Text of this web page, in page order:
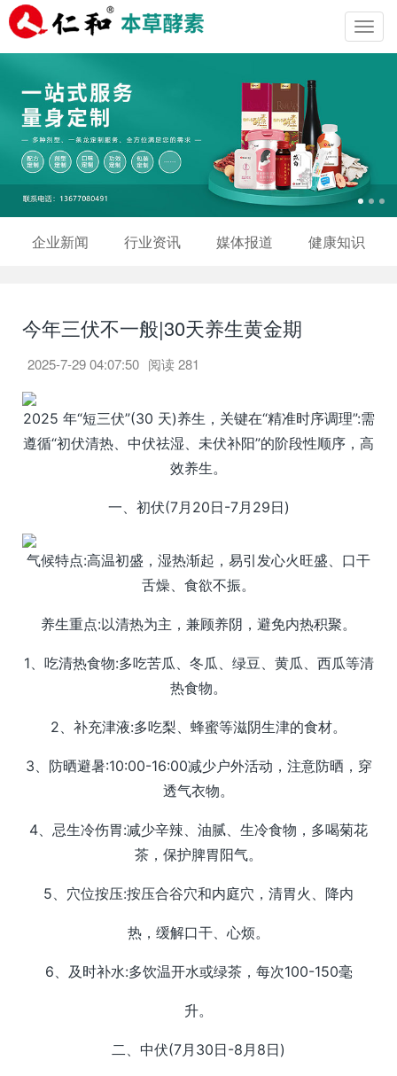
企业新闻 行业资讯 媒体报道 健康知识
今年三伏不一般|30天养生黄金期
2025-7-29 04:07:50 阅读281
2025 年“短三伏”(30 天)养生，关键在“精准时序调理”:需
遵循“初伏清热、中伏祛湿、未伏补阳”的阶段性顺序，高
效养生。
一、初伏(7月20日-7月29日)
气候特点:高温初盛，湿热渐起，易引发心火旺盛、口干
舌燥、食欲不振。
养生重点:以清热为主，兼顾养阴，避免内热积聚。
1、吃清热食物:多吃苦瓜、冬瓜、绿豆、黄瓜、西瓜等清
热食物。
2、补充津液:多吃梨、蜂蜜等滋阴生津的食材。
3、防晒避暑:10:00-16:00减少户外活动，注意防晒，穿
透气衣物。
4、忌生冷伤胃:减少辛辣、油腻、生冷食物，多喝菊花
茶，保护脾胃阳气。
5、穴位按压:按压合谷穴和内庭穴，清胃火、降内
热，缓解口干、心烦。
6、及时补水:多饮温开水或绿茶，每次100-150毫
升。
二、中伏(7月30日-8月8日)